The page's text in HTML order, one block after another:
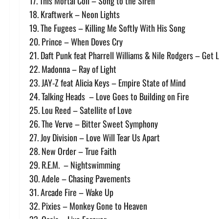
18. Kraftwerk – Neon Lights
19. The Fugees – Killing Me Softly With His Song
20. Prince – When Doves Cry
21. Daft Punk feat Pharrell Williams & Nile Rodgers – Get
22. Madonna – Ray of Light
23. JAY-Z feat Alicia Keys – Empire State of Mind
24. Talking Heads – Love Goes to Building on Fire
25. Lou Reed – Satellite of Love
26. The Verve – Bitter Sweet Symphony
27. Joy Division – Love Will Tear Us Apart
28. New Order – True Faith
29. R.E.M. – Nightswimming
30. Adele – Chasing Pavements
31. Arcade Fire – Wake Up
32. Pixies – Monkey Gone to Heaven